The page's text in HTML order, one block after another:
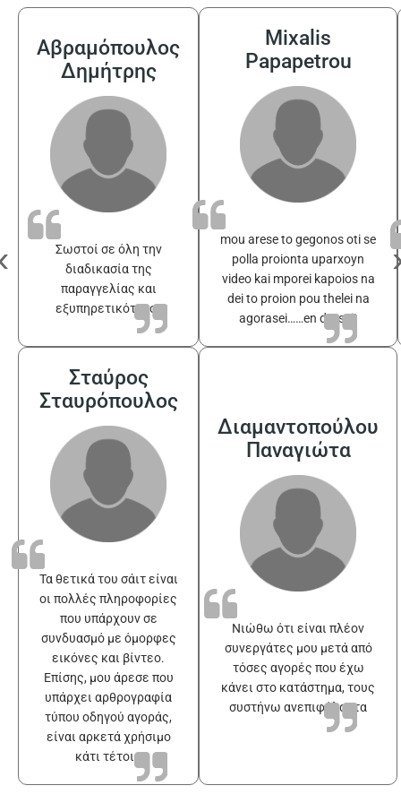
Αβραμόπουλος
Δημήτρης
Σωστοί σε όλη την
διαδικασία της
παραγγελίας και
εξυπηρετικότατοι
Mixalis
Papapetrou
mou arese to gegonos oti se
polla proionta uparxoyn
video kai mporei kapoios na
dei to proion pou thelei na
agorasei……en drasei!
Σταύρος
Σταυρόπουλος
Τα θετικά του σάιτ είναι
οι πολλές πληροφορίες
που υπάρχουν σε
συνδυασμό με όμορφες
εικόνες και βίντεο.
Επίσης, μου άρεσε που
υπάρχει αρθρογραφία
τύπου οδηγού αγοράς,
είναι αρκετά χρήσιμο
κάτι τέτοιο
Διαμαντοπούλου
Παναγιώτα
Νιώθω ότι είναι πλέον
συνεργάτες μου μετά από
τόσες αγορές που έχω
κάνει στο κατάστημα, τους
συστήνω ανεπιφύλακτα